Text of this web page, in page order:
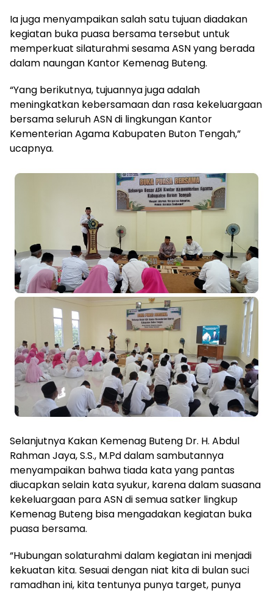
Ia juga menyampaikan salah satu tujuan diadakan
kegiatan buka puasa bersama tersebut untuk
memperkuat silaturahmi sesama ASN yang berada
dalam naungan Kantor Kemenag Buteng.
“Yang berikutnya, tujuannya juga adalah
meningkatkan kebersamaan dan rasa kekeluargaan
bersama seluruh ASN di lingkungan Kantor
Kementerian Agama Kabupaten Buton Tengah,”
ucapnya.
Selanjutnya Kakan Kemenag Buteng Dr. H. Abdul
Rahman Jaya, S.S., M.Pd dalam sambutannya
menyampaikan bahwa tiada kata yang pantas
diucapkan selain kata syukur, karena dalam suasana
kekeluargaan para ASN di semua satker lingkup
Kemenag Buteng bisa mengadakan kegiatan buka
puasa bersama.
“Hubungan solaturahmi dalam kegiatan ini menjadi
kekuatan kita. Sesuai dengan niat kita di bulan suci
ramadhan ini, kita tentunya punya target, punya